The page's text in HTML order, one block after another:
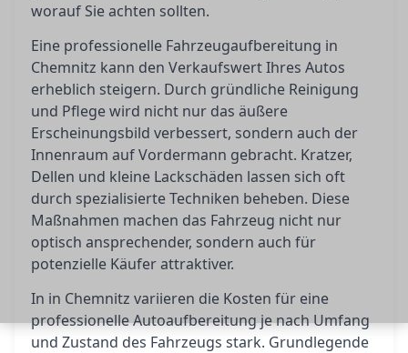
worauf Sie achten sollten.
Eine professionelle Fahrzeugaufbereitung in
Chemnitz kann den Verkaufswert Ihres Autos
erheblich steigern. Durch gründliche Reinigung
und Pflege wird nicht nur das äußere
Erscheinungsbild verbessert, sondern auch der
Innenraum auf Vordermann gebracht. Kratzer,
Dellen und kleine Lackschäden lassen sich oft
durch spezialisierte Techniken beheben. Diese
Maßnahmen machen das Fahrzeug nicht nur
optisch ansprechender, sondern auch für
potenzielle Käufer attraktiver.
In in Chemnitz variieren die Kosten für eine
professionelle Autoaufbereitung je nach Umfang
und Zustand des Fahrzeugs stark. Grundlegende